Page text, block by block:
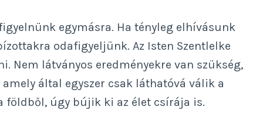
egymásra. Ha tényleg elhívásunk
odafigyeljünk. Az Isten Szentlelke
Nem látványos eredményekre van szükség,
által egyszer csak láthatóvá válik a
földből, úgy bújik ki az élet csírája is.